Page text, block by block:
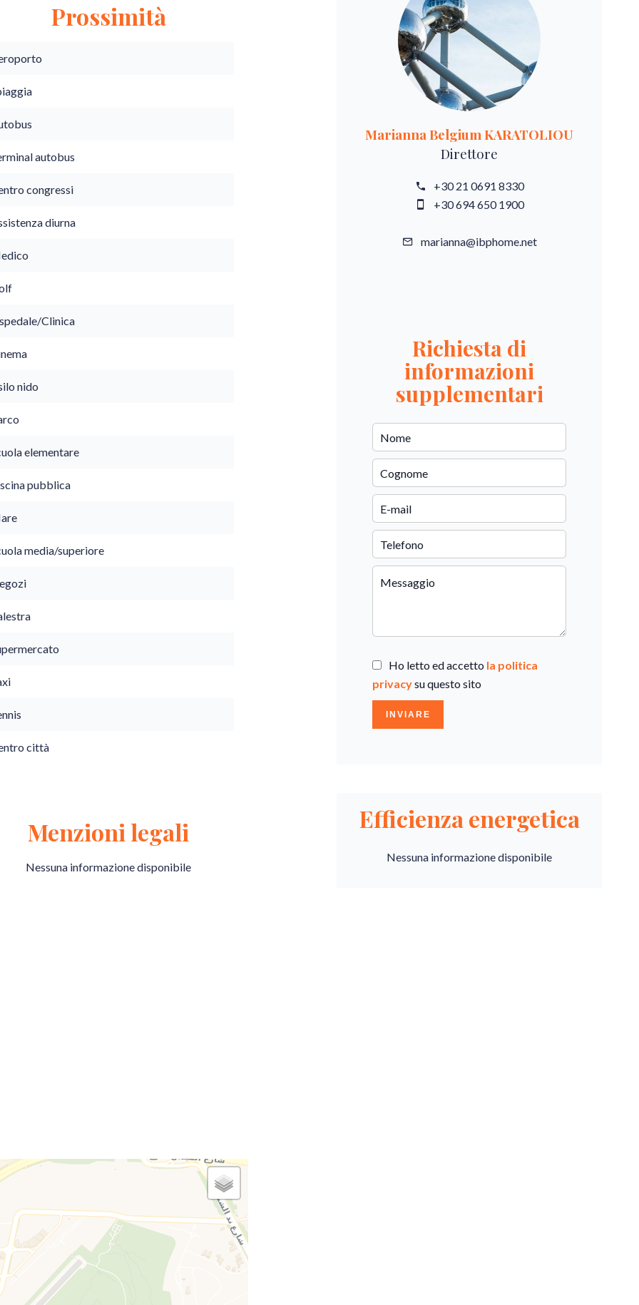
Prossimità
autobus
congressi
diurna
Clinica
nido
elementare
pubblica
media/superiore
città
Menzioni legali
Nessuna informazione disponibile
Marianna Belgium KARATOLIOU
Direttore
+30 21 0691 8330
+30 694 650 1900
marianna@ibphome.net
Richiesta di
informazioni
supplementari
Ho letto ed accetto la politica
privacysu questo sito
INVIARE
Efficienza energetica
Nessuna informazione disponibile